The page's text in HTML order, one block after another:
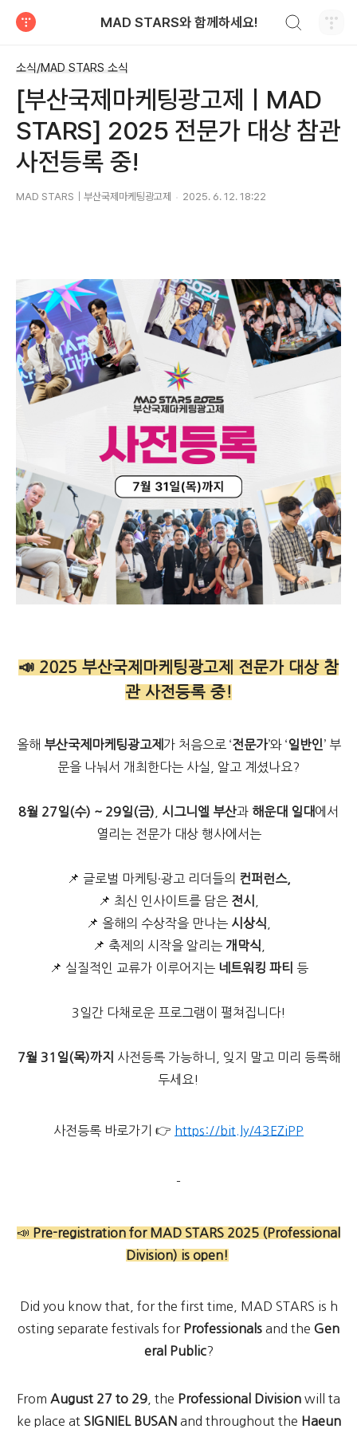
MAD STARS와 함께하세요!
소식/MAD STARS 소식
[부산국제마케팅광고제ㅣMAD
STARS] 2025 전문가 대상 참관
사전등록 중!
MAD STARS｜부산국제마케팅광고제 2025. 6. 12. 18:22
📣 2025 부산국제마케팅광고제 전문가 대상 참
관 사전등록 중!
올해 부산국제마케팅광고제 가 처음으로 ‘전문가’와 ‘일반인’ 부
문을 나눠서 개최한다는 사실, 알고 계셨나요?
8월 27일(수) ~ 29일(금) 시그니엘 부산과 해운대 일대에서
열리는 전문가 대상 행사에서는
📌 글로벌 마케팅·광고 리더들의 컨퍼런스,
📌 최신 인사이트를 담은 전시
📌 올해의 수상작을 만나는 시상식
📌 축제의 시작을 알리는 개막식
📌 실질적인 교류가 이루어지는 네트워킹 파티 등
3일간 다채로운 프로그램이 펼쳐집니다!
7월 31 일(목)까지 사전등록 가능하니, 잊지 말고 미리 등록해
두세요!
사전등록 바로가기 👉 https://bit.ly/43EZiPP
-
📣 Pre-registration for MAD STARS 2025 (Professional
Division) is open!
Did you know that, for the first time, MAD STARS is h
osting separate festivals for Professionals and the Gen
eral Public?
From August 27 to 29 , the Professional Division will ta
ke place at SIGNIEL BUSAN and throughout the Haeun